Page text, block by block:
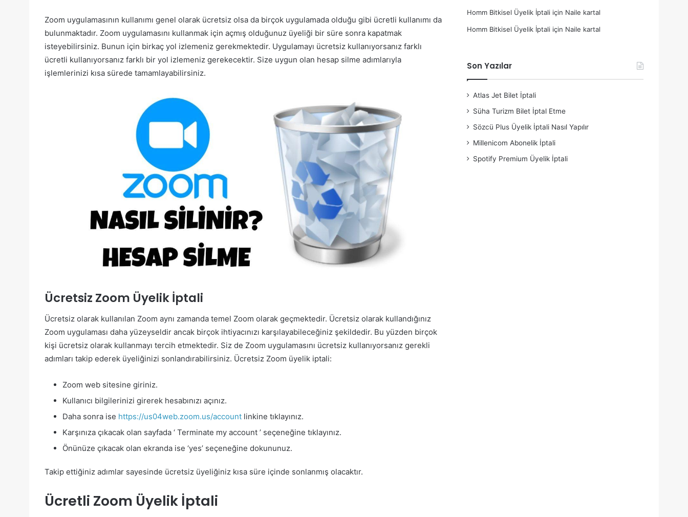
Zoom uygulamasının kullanımı genel olarak ücretsiz olsa da birçok uygulamada olduğu gibi ücretli kullanımı da
bulunmaktadır. Zoom uygulamasını kullanmak için açmış olduğunuz üyeliği bir süre sonra kapatmak
isteyebilirsiniz. Bunun için birkaç yol izlemeniz gerekmektedir. Uygulamayı ücretsiz kullanıyorsanız farklı
ücretli kullanıyorsanız farklı bir yol izlemeniz gerekecektir. Size uygun olan hesap silme adımlarıyla
işlemlerinizi kısa sürede tamamlayabilirsiniz.
Ücretsiz Zoom Üyelik İptali
Ücretsiz olarak kullanılan Zoom aynı zamanda temel Zoom olarak geçmektedir. Ücretsiz olarak kullandığınız
Zoom uygulaması daha yüzeyseldir ancak birçok ihtiyacınızı karşılayabileceğiniz şekildedir. Bu yüzden birçok
kişi ücretsiz olarak kullanmayı tercih etmektedir. Siz de Zoom uygulamasını ücretsiz kullanıyorsanız gerekli
adımları takip ederek üyeliğinizi sonlandırabilirsiniz. Ücretsiz Zoom üyelik iptali:
Zoom web sitesine giriniz.
Kullanıcı bilgilerinizi girerek hesabınızı açınız.
Daha sonra ise https://us04web.zoom.us/account linkine tıklayınız.
Karşınıza çıkacak olan sayfada ‘ Terminate my account ’ seçeneğine tıklayınız.
Önünüze çıkacak olan ekranda ise ‘yes’ seçeneğine dokununuz.
Takip ettiğiniz adımlar sayesinde ücretsiz üyeliğiniz kısa süre içinde sonlanmış olacaktır.
Ücretli Zoom Üyelik İptali
Homm Bitkisel Üyelik İptali için Naile kartal
Homm Bitkisel Üyelik İptali için Naile kartal
Son Yazılar
Atlas Jet Bilet İptali
Süha Turizm Bilet İptal Etme
Sözcü Plus Üyelik İptali Nasıl Yapılır
Millenicom Abonelik İptali
Spotify Premium Üyelik İptali